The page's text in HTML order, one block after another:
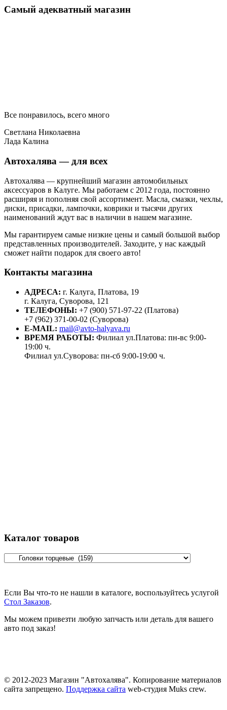
Самый адекватный магазин
Все понравилось, всего много
Светлана Николаевна
Лада Калина
Автохалява — для всех
Автохалява — крупнейший магазин автомобильных
аксессуаров в Калуге. Мы работаем с 2012 года, постоянно
расширяя и пополняя свой ассортимент. Масла, смазки, чехлы,
диски, присадки, лампочки, коврики и тысячи других
наименований ждут вас в наличии в нашем магазине.
Мы гарантируем самые низкие цены и самый большой выбор
представленных производителей. Заходите, у нас каждый
сможет найти подарок для своего авто!
Контакты магазина
АДРЕСА: г. Калуга, Платова, 19
г. Калуга, Суворова, 121
ТЕЛЕФОНЫ: +7 (900) 571-97-22 (Платова)
+7 (962) 371-00-02 (Суворова)
E-MAIL: mail@avto-halyava.ru
ВРЕМЯ РАБОТЫ: Филиал ул.Платова: пн-вс 9:00-
19:00 ч.
Филиал ул.Суворова: пн-сб 9:00-19:00 ч.
Каталог товаров
Если Вы что-то не нашли в каталоге, воспользуйтесь услугой
Стол Заказов.
Мы можем привезти любую запчасть или деталь для вашего
авто под заказ!
© 2012-2023 Магазин "Автохалява". Копирование материалов
сайта запрещено. Поддержка сайта web-студия Muks crew.